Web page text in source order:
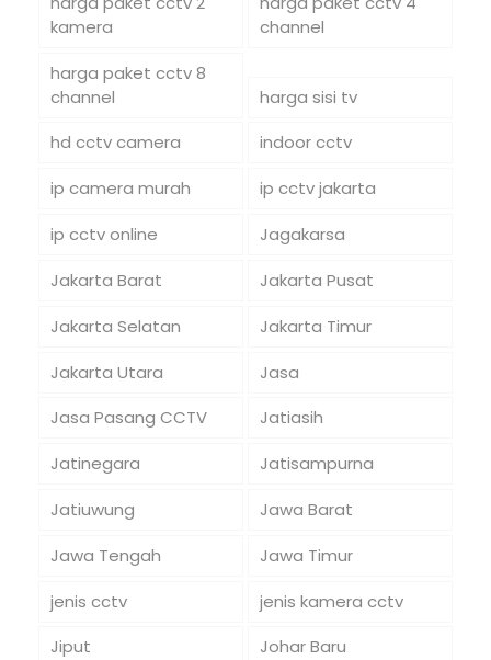
kamera
channel
harga paket cctv 8
channel
harga sisi tv
hd cctv camera
indoor cctv
ip camera murah
ip cctv jakarta
ip cctv online
Jagakarsa
Jakarta Barat
Jakarta Pusat
Jakarta Selatan
Jakarta Timur
Jakarta Utara
Jasa
Jasa Pasang CCTV
Jatiasih
Jatinegara
Jatisampurna
Jatiuwung
Jawa Barat
Jawa Tengah
Jawa Timur
jenis cctv
jenis kamera cctv
Jiput
Johar Baru